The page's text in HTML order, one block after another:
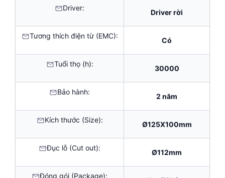
Driver:
Driver rời
Tương thích điện từ (EMC):
Có
Tuổi thọ (h):
30000
Bảo hành:
2 năm
Kích thước (Size):
Ø125X100mm
Đục lỗ (Cut out):
Ø112mm
Đóng gói (Package):